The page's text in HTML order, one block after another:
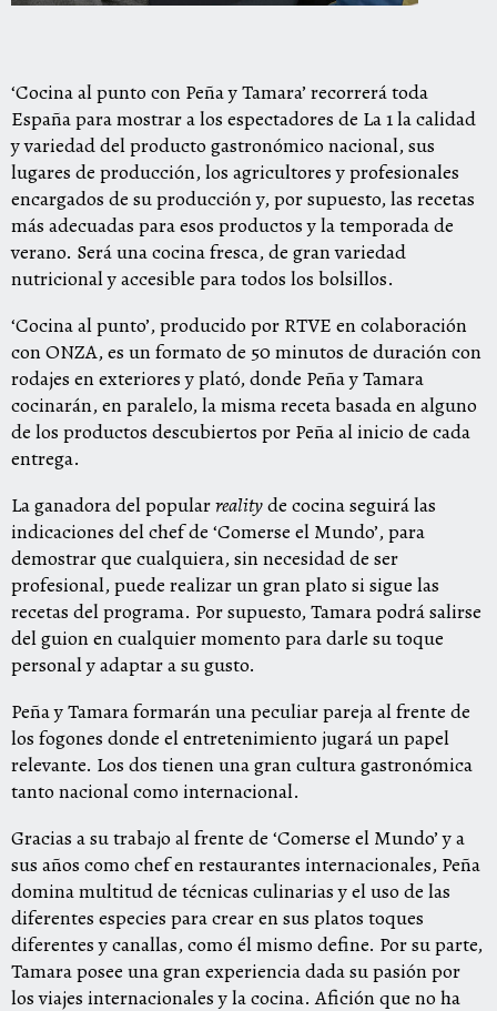
‘Cocina al punto con Peña y Tamara’ recorrerá toda
España para mostrar a los espectadores de La 1 la calidad
y variedad del producto gastronómico nacional, sus
lugares de producción, los agricultores y profesionales
encargados de su producción y, por supuesto, las recetas
más adecuadas para esos productos y la temporada de
verano. Será una cocina fresca, de gran variedad
nutricional y accesible para todos los bolsillos.
‘Cocina al punto’, producido por RTVE en colaboración
con ONZA, es un formato de 50 minutos de duración con
rodajes en exteriores y plató, donde Peña y Tamara
cocinarán, en paralelo, la misma receta basada en alguno
de los productos descubiertos por Peña al inicio de cada
entrega.
La ganadora del popularrealityde cocina seguirá las
indicaciones del chef de ‘Comerse el Mundo’, para
demostrar que cualquiera, sin necesidad de ser
profesional, puede realizar un gran plato si sigue las
recetas del programa. Por supuesto, Tamara podrá salirse
del guion en cualquier momento para darle su toque
personal y adaptar a su gusto.
Peña y Tamara formarán una peculiar pareja al frente de
los fogones donde el entretenimiento jugará un papel
relevante. Los dos tienen una gran cultura gastronómica
tanto nacional como internacional.
Gracias a su trabajo al frente de ‘Comerse el Mundo’ y a
sus años como chef en restaurantes internacionales, Peña
domina multitud de técnicas culinarias y el uso de las
diferentes especies para crear en sus platos toques
diferentes y canallas, como él mismo define. Por su parte,
Tamara posee una gran experiencia dada su pasión por
los viajes internacionales y la cocina. Afición que no ha